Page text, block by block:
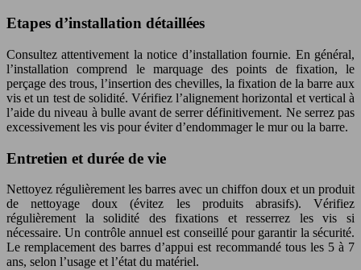
Etapes d’installation détaillées
Consultez attentivement la notice d’installation fournie. En général,
l’installation comprend le marquage des points de fixation, le
perçage des trous, l’insertion des chevilles, la fixation de la barre aux
vis et un test de solidité. Vérifiez l’alignement horizontal et vertical à
l’aide du niveau à bulle avant de serrer définitivement. Ne serrez pas
excessivement les vis pour éviter d’endommager le mur ou la barre.
Entretien et durée de vie
Nettoyez régulièrement les barres avec un chiffon doux et un produit
de nettoyage doux (évitez les produits abrasifs). Vérifiez
régulièrement la solidité des fixations et resserrez les vis si
nécessaire. Un contrôle annuel est conseillé pour garantir la sécurité.
Le remplacement des barres d’appui est recommandé tous les 5 à 7
ans, selon l’usage et l’état du matériel.